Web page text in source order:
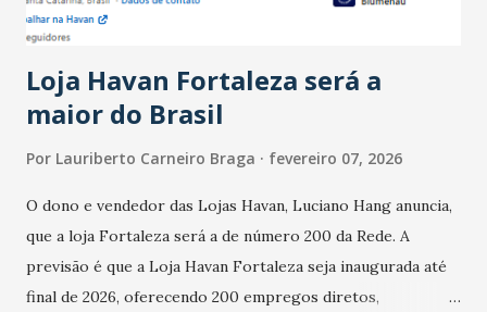
novembro. Em relação a outubro, o faturamento também
cresceu. De acordo com a pesquisa, 44% dos n...
Loja Havan Fortaleza será a
maior do Brasil
Por Lauriberto Carneiro Braga fevereiro 07, 2026
O dono e vendedor das Lojas Havan, Luciano Hang anuncia,
que a loja Fortaleza será a de número 200 da Rede. A
previsão é que a Loja Havan Fortaleza seja inaugurada até
final de 2026, oferecendo 200 empregos diretos,